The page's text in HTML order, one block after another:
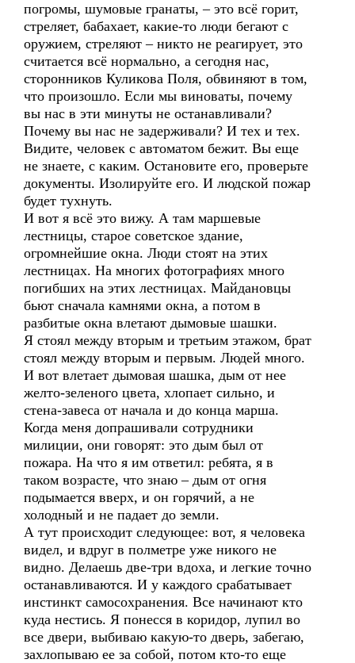
погромы, шумовые гранаты, – это всё горит,
стреляет, бабахает, какие-то люди бегают с
оружием, стреляют – никто не реагирует, это
считается всё нормально, а сегодня нас,
сторонников Куликова Поля, обвиняют в том,
что произошло. Если мы виноваты, почему
вы нас в эти минуты не останавливали?
Почему вы нас не задерживали? И тех и тех.
Видите, человек с автоматом бежит. Вы еще
не знаете, с каким. Остановите его, проверьте
документы. Изолируйте его. И людской пожар
будет тухнуть.
И вот я всё это вижу. А там маршевые
лестницы, старое советское здание,
огромнейшие окна. Люди стоят на этих
лестницах. На многих фотографиях много
погибших на этих лестницах. Майдановцы
бьют сначала камнями окна, а потом в
разбитые окна влетают дымовые шашки.
Я стоял между вторым и третьим этажом, брат
стоял между вторым и первым. Людей много.
И вот влетает дымовая шашка, дым от нее
желто-зеленого цвета, хлопает сильно, и
стена-завеса от начала и до конца марша.
Когда меня допрашивали сотрудники
милиции, они говорят: это дым был от
пожара. На что я им ответил: ребята, я в
таком возрасте, что знаю – дым от огня
подымается вверх, и он горячий, а не
холодный и не падает до земли.
А тут происходит следующее: вот, я человека
видел, и вдруг в полметре уже никого не
видно. Делаешь две-три вдоха, и легкие точно
останавливаются. И у каждого срабатывает
инстинкт самосохранения. Все начинают кто
куда нестись. Я понесся в коридор, лупил во
все двери, выбиваю какую-то дверь, забегаю,
захлопываю ее за собой, потом кто-то еще